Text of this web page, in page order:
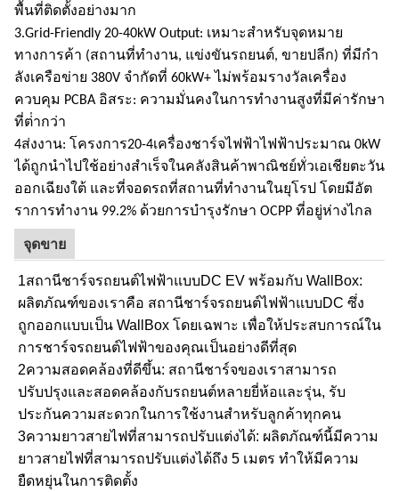
พื้นที่ติดตั้งอย่างมาก
3.Grid-Friendly 20-40kW Output: เหมาะสําหรับจุดหมาย
ทางการค้า (สถานที่ทํางาน, แข่งขันรถยนต์, ขายปลีก) ที่มีกํา
ลังเครือข่าย 380V จํากัดที่ 60kW+ ไม่พร้อมรางวัลเครื่อง
ควบคุม PCBA อิสระ: ความมั่นคงในการทํางานสูงที่มีค่ารักษา
ที่ต่ํากว่า
4ส่งงาน: โครงการ20-4เครื่องชาร์จไฟฟ้าไฟฟ้าประมาณ 0kW
ได้ถูกนําไปใช้อย่างสําเร็จในคลังสินค้าพาณิชย์ทั่วเอเชียตะวัน
ออกเฉียงใต้ และที่จอดรถที่สถานที่ทํางานในยุโรป โดยมีอัต
ราการทํางาน 99.2% ด้วยการบํารุงรักษา OCPP ที่อยู่ห่างไกล
จุดขาย
1สถานีชาร์จรถยนต์ไฟฟ้าแบบDC EV พร้อมกับ WallBox:
ผลิตภัณฑ์ของเราคือ สถานีชาร์จรถยนต์ไฟฟ้าแบบDC ซึ่ง
ถูกออกแบบเป็น WallBox โดยเฉพาะ เพื่อให้ประสบการณ์ใน
การชาร์จรถยนต์ไฟฟ้าของคุณเป็นอย่างดีที่สุด
2ความสอดคล้องที่ดีขึ้น: สถานีชาร์จของเราสามารถ
ปรับปรุงและสอดคล้องกับรถยนต์หลายยี่ห้อและรุ่น, รับ
ประกันความสะดวกในการใช้งานสําหรับลูกค้าทุกคน
3ความยาวสายไฟที่สามารถปรับแต่งได้: ผลิตภัณฑ์นี้มีความ
ยาวสายไฟที่สามารถปรับแต่งได้ถึง 5 เมตร ทําให้มีความ
ยืดหยุ่นในการติดตั้ง